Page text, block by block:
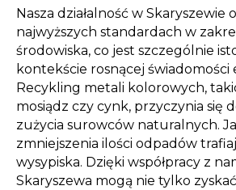
Nasza działalność w Skaryszewie
najwyższych standardach w
środowiska, co jest szczególnie
kontekście rosnącej świadomości
Recykling metali kolorowych,
mosiądz czy cynk, przyczynia się
zużycia surowców naturalnych.
zmniejszenia ilości odpadów
wysypiska. Dzięki współpracy z
Skaryszewa mogą nie tylko